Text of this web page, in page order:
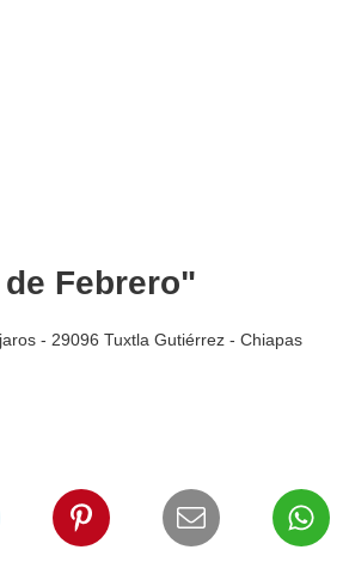
Febrero"
- 29096 Tuxtla Gutiérrez - Chiapas